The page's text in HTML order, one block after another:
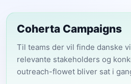
Coherta Campaigns
Til teams der vil finde danske
relevante stakeholders og
outreach-flowet bliver sat i